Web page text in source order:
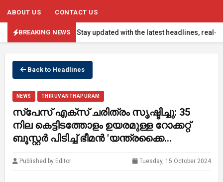
ABOUT US CONTACT US
BREAKING NEWS
NEWS: Stay updated with the latest headlines, real-time
Back to Headlines
NEWS THIRUVANTHAPURAM
സ്‌പേസ് എക്‌സ് ചരിത്രം സൃഷ്ടിച്ചു: 35
നില കെട്ടിടത്തോളം ഉയരമുള്ള റോക്കറ്റ്
ബൂസ്റ്റർ പിടിച്ച് ഭീമൻ 'യന്ത്രക്കൈ...
Published by Editor Tuesday, 15 October 2024